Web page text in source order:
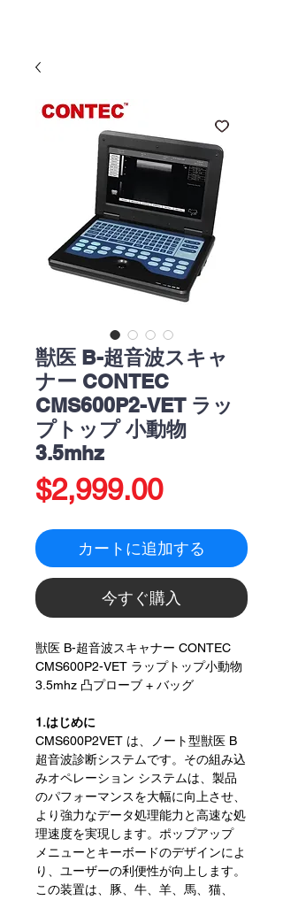
獣医 B-超音波スキャ
ナー CONTEC
CMS600P2-VET ラッ
プトップ 小動物
3.5mhz
$2,999.00価
格
カートに追加する
今すぐ購入
獣医 B-超音波スキャナー CONTEC
CMS600P2-VET ラップトップ小動物
3.5mhz 凸プローブ + バッグ
1.はじめに
CMS600P2VET は、ノート型獣医 B
超音波診断システムです。その組み込
みオペレーション システムは、製品
のパフォーマンスを大幅に向上させ、
より強力なデータ処理能力と高速な処
理速度を実現します。ポップアップ
メニューとキーボードのデザインによ
り、ユーザーの利便性が向上します。
この装置は、豚、牛、羊、馬、猫、